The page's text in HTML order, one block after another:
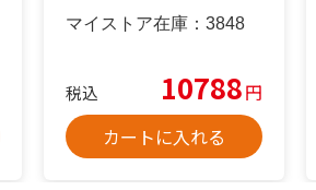
マイストア在庫： 3848
税込 10788円
カートに入れる